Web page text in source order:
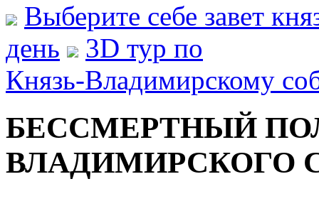
Выберите себе завет
день
3D тур по
Князь-Владимирскому
БЕССМЕРТНЫЙ
ВЛАДИМИРСКОГО